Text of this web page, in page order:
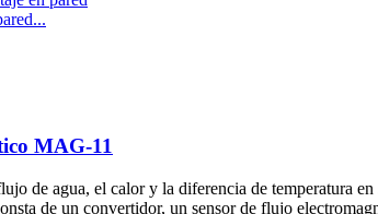
MAG-11
de agua, el calor y la diferencia de temperatura
de un convertidor, un sensor de flujo